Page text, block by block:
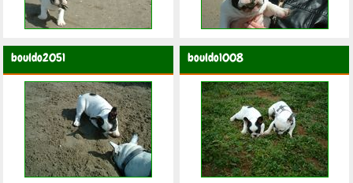
bouldo2051 bouldo1008